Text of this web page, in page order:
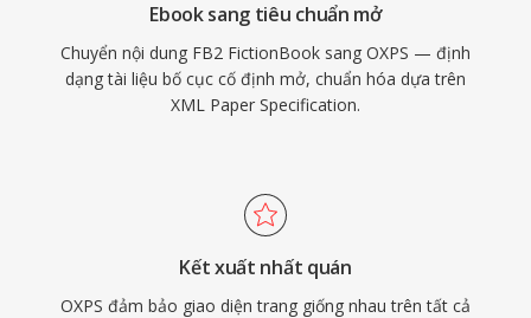
Ebook sang tiêu chuẩn mở
Chuyển nội dung FB2 FictionBook sang OXPS — định
dạng tài liệu bố cục cố định mở, chuẩn hóa dựa trên
XML Paper Specification.
Kết xuất nhất quán
OXPS đảm bảo giao diện trang giống nhau trên tất cả